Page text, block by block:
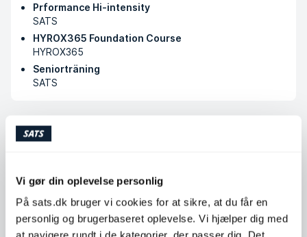
Vi gør din oplevelse personlig
På sats.dk bruger vi cookies for at sikre, at du får en
personlig og brugerbaseret oplevelse. Vi hjælper dig med
Prformance Hi-intensity
SATS
HYROX365 Foundation Course
HYROX365
Seniorträning
SATS
Tilgængelige timer
Mandag
09:00 - 21:00